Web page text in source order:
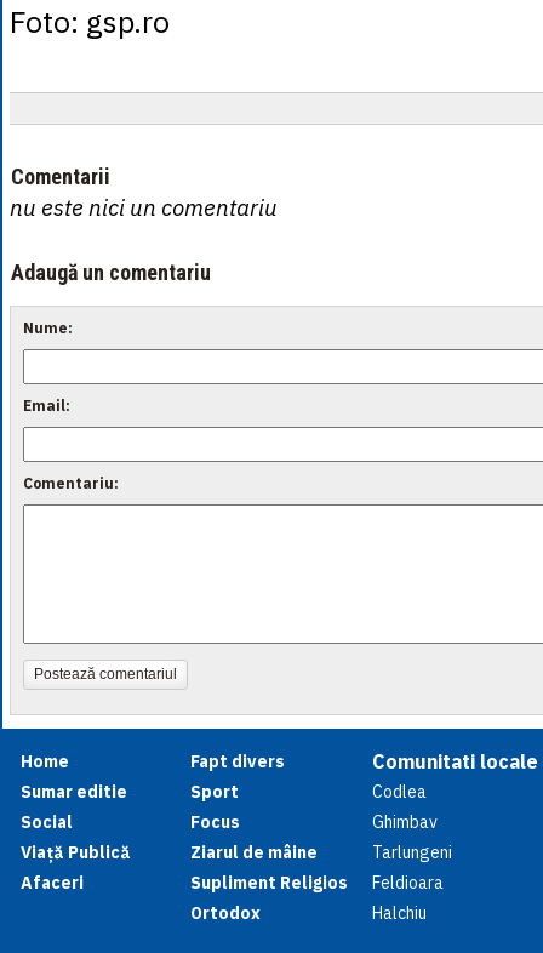
Foto: gsp.ro
Comentarii
nu este nici un comentariu
Adaugă un comentariu
Nume:
Email:
Comentariu:
Postează comentariul
Home
Sumar editie
Social
Viață Publică
Afaceri
Fapt divers
Sport
Focus
Ziarul de mâine
Supliment Religios
Ortodox
Comunitati locale
Codlea
Ghimbav
Tarlungeni
Feldioara
Halchiu